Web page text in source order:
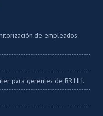
de empleados
para gerentes de RR.HH.